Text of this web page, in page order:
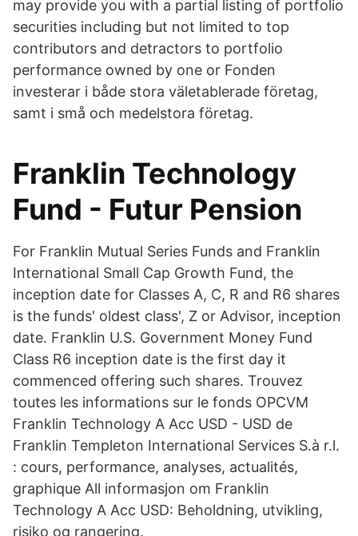
may provide you with a partial listing of portfolio
securities including but not limited to top
contributors and detractors to portfolio
performance owned by one or Fonden
investerar i både stora väletablerade företag,
samt i små och medelstora företag.
Franklin Technology
Fund - Futur Pension
For Franklin Mutual Series Funds and Franklin
International Small Cap Growth Fund, the
inception date for Classes A, C, R and R6 shares
is the funds' oldest class', Z or Advisor, inception
date. Franklin U.S. Government Money Fund
Class R6 inception date is the first day it
commenced offering such shares. Trouvez
toutes les informations sur le fonds OPCVM
Franklin Technology A Acc USD - USD de
Franklin Templeton International Services S.à r.l.
: cours, performance, analyses, actualités,
graphique All informasjon om Franklin
Technology A Acc USD: Beholdning, utvikling,
risiko og rangering.